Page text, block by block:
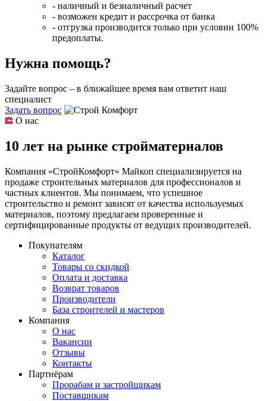
- наличный и безналичный расчет
- возможен кредит и рассрочка от банка
- отгрузка производится только при условии 100%
предоплаты.
Нужна помощь?
Задайте вопрос – в ближайшее время вам ответит наш
специалист
Задать вопрос
О нас
10 лет на рынке стройматериалов
Компания «СтройКомфорт» Майкоп специализируется на
продаже строительных материалов для профессионалов и
частных клиентов. Мы понимаем, что успешное
строительство и ремонт зависят от качества используемых
материалов, поэтому предлагаем проверенные и
сертифицированные продукты от ведущих производителей.
Покупателям
Каталог
Товары со скидкой
Оплата и доставка
Возврат товаров
Производители
База строителей и мастеров
Компания
О нас
Вакансии
Отзывы
Контакты
Партнёрам
Прорабам и застройщикам
Поставщикам